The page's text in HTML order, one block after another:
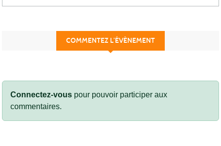
COMMENTEZ L’ÉVÈNEMENT
Connectez-vous pour pouvoir participer aux
commentaires.